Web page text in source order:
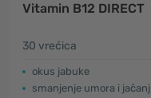
Vitamin B12 DIRECT
30 vrećica
okus jabuke
smanjenje umora i jačanje otpornosti